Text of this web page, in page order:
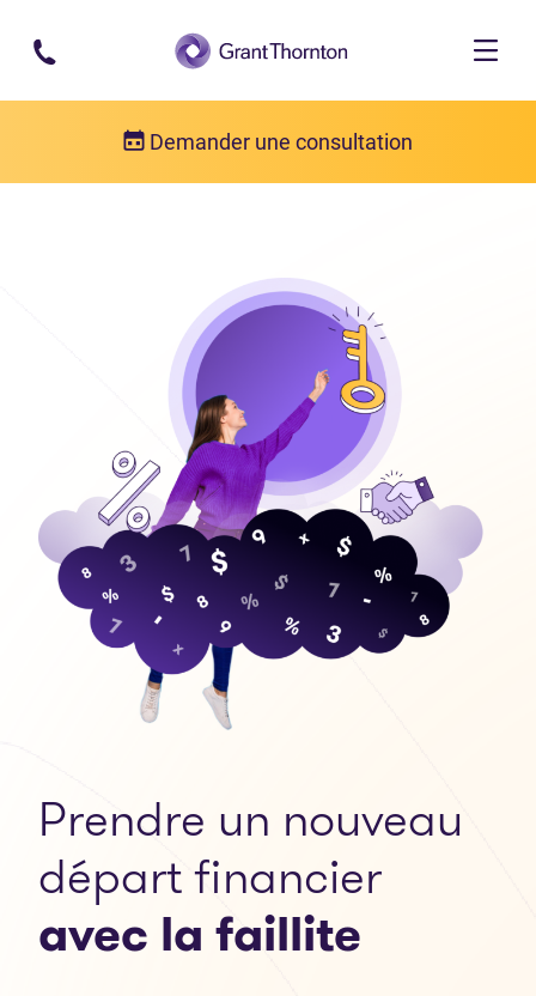
Passer au contenu principal
Demander une consultation
Prendre un nouveau
départ financier
avec la faillite